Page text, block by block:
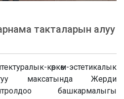
такталарын алуу
көркөм-эстетикалык
максатында Жерди
башкармалыгы